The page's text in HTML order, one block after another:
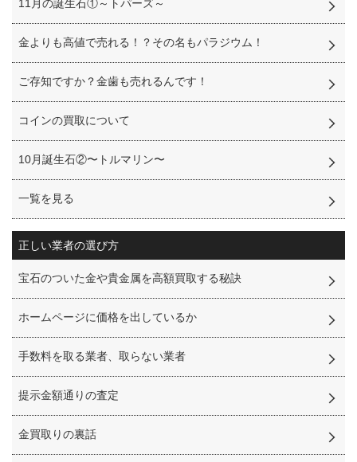
11月の誕生石①～トパーズ～
金よりも高値で売れる！？その名もパラジウム！
ご存知ですか？金歯も売れるんです！
コインの買取について
10月誕生石②〜トルマリン〜
一覧を見る
正しい業者の選び方
宝石のついた金や貴金属を高額買取する秘訣
ホームページに価格を出しているか
手数料を取る業者、取らない業者
提示金額通りの査定
金買取りの裏話